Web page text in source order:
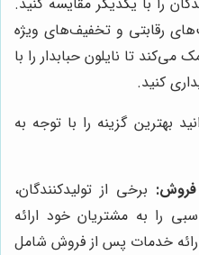
رقابتی و تخفیف‌های ویژه
تا نایلون حبابدار را با
کنید.
بهترین گزینه را با توجه به
برخی از تولیدکنندگان،
را به مشتریان خود ارائه
خدمات پس از فروش شامل